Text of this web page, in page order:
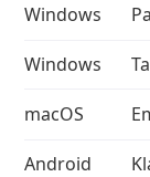
Windows
Windows
macOS
Android